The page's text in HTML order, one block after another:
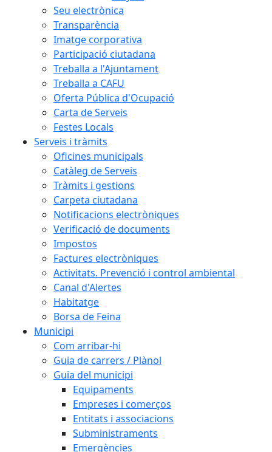
Seu electrònica
Transparència
Imatge corporativa
Participació ciutadana
Treballa a l'Ajuntament
Treballa a CAFU
Oferta Pública d'Ocupació
Carta de Serveis
Festes Locals
Serveis i tràmits
Oficines municipals
Catàleg de Serveis
Tràmits i gestions
Carpeta ciutadana
Notificacions electròniques
Verificació de documents
Impostos
Factures electròniques
Activitats. Prevenció i control ambiental
Canal d'Alertes
Habitatge
Borsa de Feina
Municipi
Com arribar-hi
Guia de carrers / Plànol
Guia del municipi
Equipaments
Empreses i comerços
Entitats i associacions
Subministraments
Emergències